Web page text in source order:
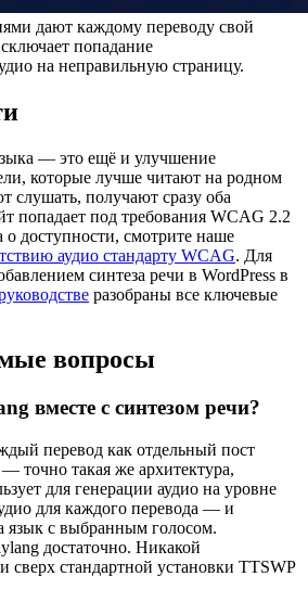
дают каждому переводу свой
попадание
на неправильную страницу.
— это ещё и улучшение
которые лучше читают на родном
слушать, получают сразу оба
попадает под требования WCAG 2.2
о доступности, смотрите наше
аудио стандарту WCAG. Для
синтеза речи в WordPress в
разобраны все ключевые
вопросы
вместе с синтезом речи?
перевод как отдельный пост
точно такая же архитектура,
для генерации аудио на уровне
для каждого перевода — и
язык с выбранным голосом.
достаточно. Никакой
сверх стандартной установки TTSWP